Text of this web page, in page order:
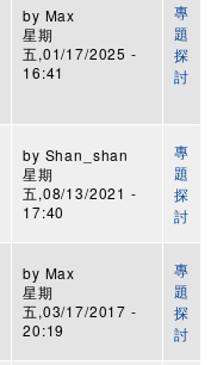
by Max
星期
五,01/17/2025 -
16:41
專
題
探
討
by Shan_shan
星期
五,08/13/2021 -
17:40
專
題
探
討
by Max
星期
五,03/17/2017 -
20:19
專
題
探
討